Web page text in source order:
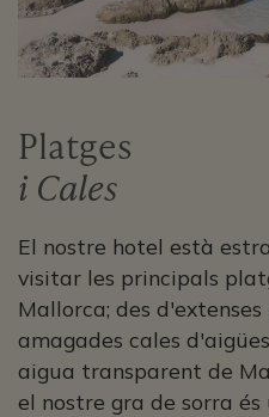
Platges
i Cales
El nostre hotel està
visitar les principals
Mallorca; des
amagades cales
aigua transparent de
el nostre gra de sorra